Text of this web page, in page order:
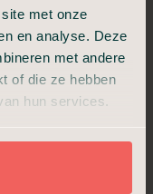
met onze
en analyse. Deze
met andere
of die ze hebben
hun services.
locatie van